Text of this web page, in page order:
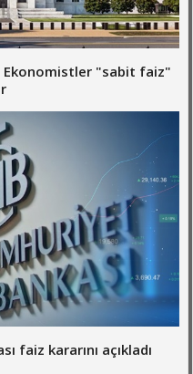
Ekonomistler "sabit faiz"
faiz kararını açıkladı